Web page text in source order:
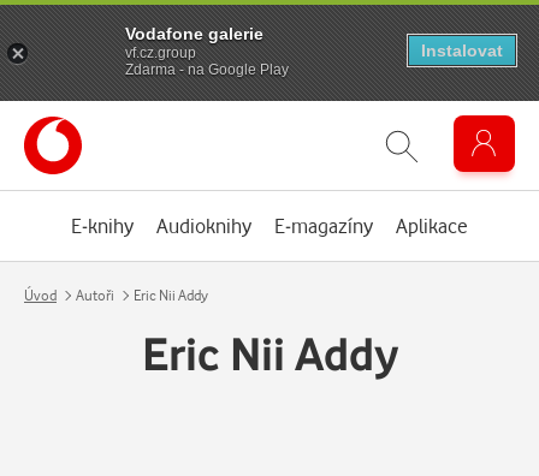
E-knihy Audioknihy E-magazíny Aplikace
Úvod Autoři Eric Nii Addy
Eric Nii Addy
Vodafone galerie
vf.cz.group
Zdarma - na Google Play
Instalovat